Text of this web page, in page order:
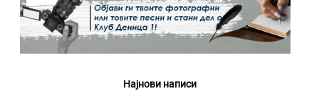
Најнови написи